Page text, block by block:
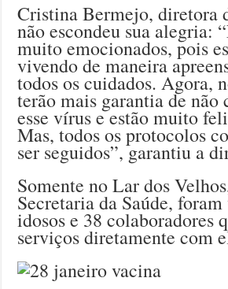
Cristina Bermejo, diretora
não escondeu sua alegria:
muito emocionados, pois
vivendo de maneira
todos os cuidados. Agora,
terão mais garantia de não
esse vírus e estão muito
Mas, todos os protocolos
ser seguidos”, garantiu a
Somente no Lar dos
Secretaria da Saúde,
idosos e 38 colaboradores
serviços diretamente com